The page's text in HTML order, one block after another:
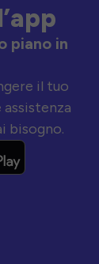
piano in
il tuo
bisogno.